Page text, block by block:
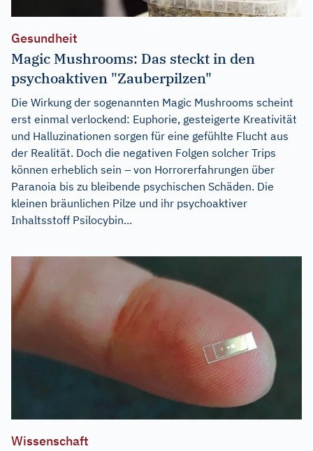
Gesundheit
Magic Mushrooms: Das steckt in den
psychoaktiven "Zauberpilzen"
Die Wirkung der sogenannten Magic Mushrooms scheint
erst einmal verlockend: Euphorie, gesteigerte Kreativität
und Halluzinationen sorgen für eine gefühlte Flucht aus
der Realität. Doch die negativen Folgen solcher Trips
können erheblich sein – von Horrorerfahrungen über
Paranoia bis zu bleibende psychischen Schäden. Die
kleinen bräunlichen Pilze und ihr psychoaktiver
Inhaltsstoff Psilocybin...
Wissenschaft